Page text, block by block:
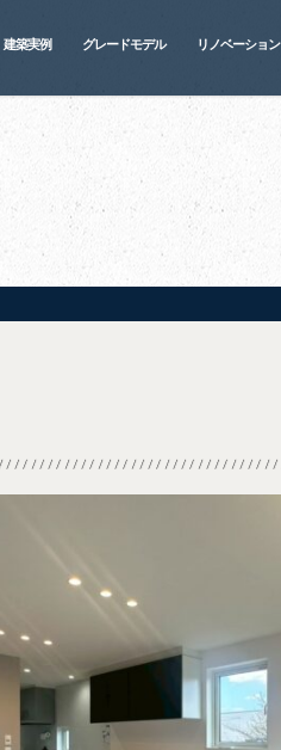
建築実例 グレードモデル リノベーション